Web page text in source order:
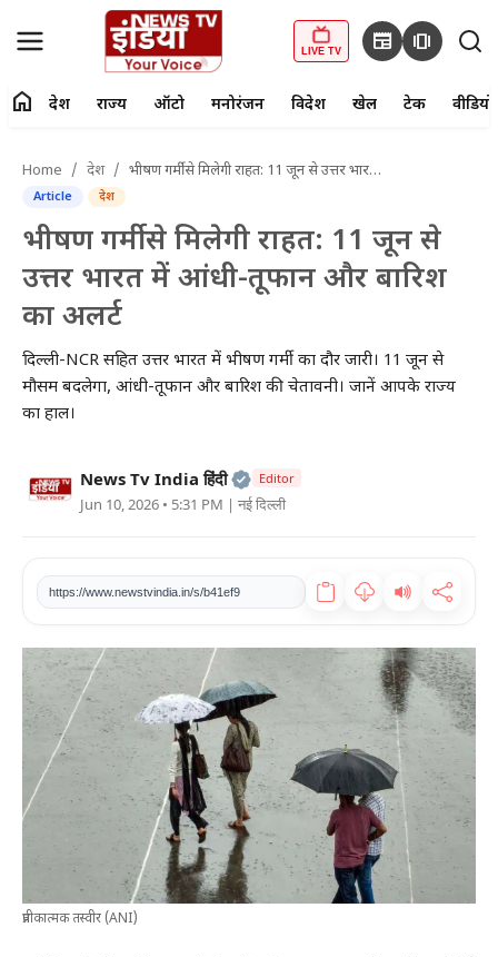
LIVE TV newspaper amp_stories
Home
राज्य
ऑटो
मनोरंजन
विदेश
टेक
लाइफस्टाइल
कारोबार
home देश राज्य ऑटो मनोरंजन विदेश खेल टेक वीडियो
Home देश भीषण गर्मी से मिलेगी राहत: 11 जून से उत्तर भारत में आंधी-तूफान और बारिश का अलर्ट
Article देश
भीषण गर्मी से मिलेगी राहत: 11 जून से
उत्तर भारत में आंधी-तूफान और बारिश
का अलर्ट
दिल्ली-NCR सहित उत्तर भारत में भीषण गर्मी का दौर जारी। 11 जून से
मौसम बदलेगा, आंधी-तूफान और बारिश की चेतावनी। जानें आपके राज्य
का हाल।
News Tv India हिंदी Official | Verified Expert • 27
Editor
Jun 10, 2026 • 5:31 PM | नई दिल्ली
https://www.newstvindia.in/s/b41ef9
प्रतीकात्मक तस्वीर (ANI)